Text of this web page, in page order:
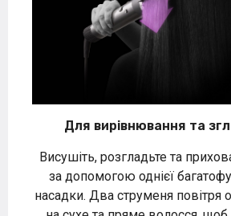
Для вирівнювання та
Висушіть, розгладьте та
за допомогою однієї
насадки. Два струменя повітря